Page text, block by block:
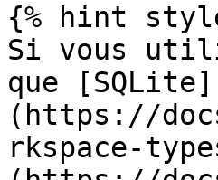
{% hint
Si vous
que [SQLite]
(https://
rkspace-